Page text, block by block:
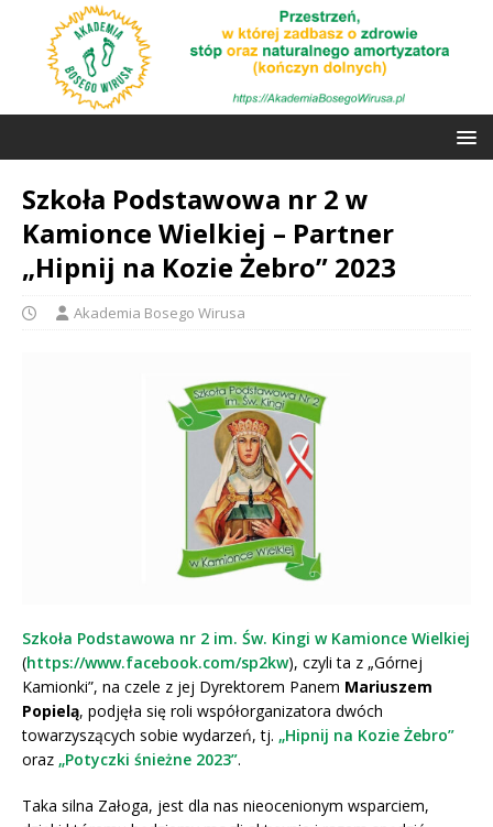
Szkoła Podstawowa nr 2 w
Kamionce Wielkiej – Partner
„Hipnij na Kozie Żebro” 2023
Akademia Bosego Wirusa
Szkoła Podstawowa nr 2 im. Św. Kingi w Kamionce Wielkiej
(https://www.facebook.com/sp2kw), czyli ta z „Górnej
Kamionki”, na czele z jej Dyrektorem Panem Mariuszem
Popielą, podjęła się roli współorganizatora dwóch
towarzyszących sobie wydarzeń, tj. „Hipnij na Kozie Żebro”
oraz „Potyczki śnieżne 2023”.
Taka silna Załoga, jest dla nas nieocenionym wsparciem,